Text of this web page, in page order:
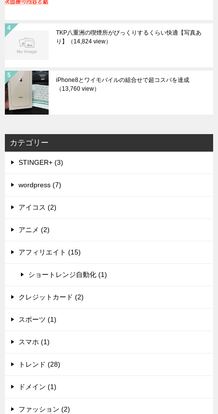
TKP八重洲の喫煙所がびっくりするくらい快適【写真あ
り】
（14,824 view）
iPhone8とワイモバイルの組合せで超コスパを達成
（13,760 view）
カテゴリー
STINGER+ (3)
wordpress (7)
アイコス (2)
アニメ (2)
アフィリエイト (15)
ショートレンジ自動化 (1)
クレジットカード (2)
スポーツ (1)
スマホ (1)
トレンド (28)
ドメイン (1)
ファッション (2)